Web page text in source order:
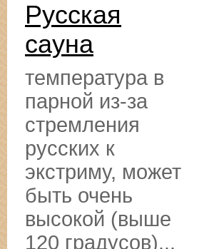
Русская
сауна
температура в
парной из-за
стремления
русских к
экстриму, может
быть очень
высокой (выше
120 градусов)...